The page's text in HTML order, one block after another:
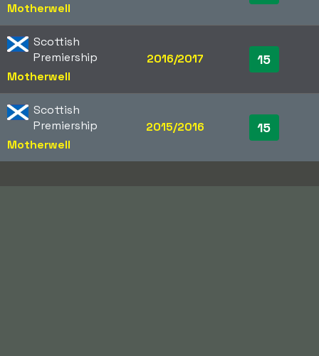
Motherwell
Scottish
Premiership
Motherwell
2016/2017 15
Scottish
Premiership
Motherwell
2015/2016 15